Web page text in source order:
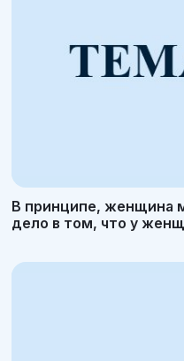
В принципе, женщина
дело в том, что у